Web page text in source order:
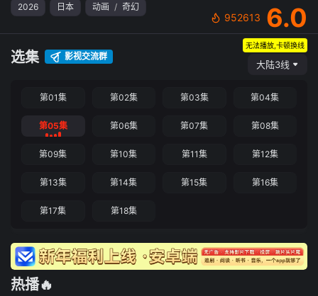
2026 日本 动画 / 奇幻
952613 6.0
选集 影视交流群
无法播放,卡顿换线
大陆3线
第01集 第02集 第03集 第04集
第05集 第06集 第07集 第08集
第09集 第10集 第11集 第12集
第13集 第14集 第15集 第16集
第17集 第18集
热播🔥